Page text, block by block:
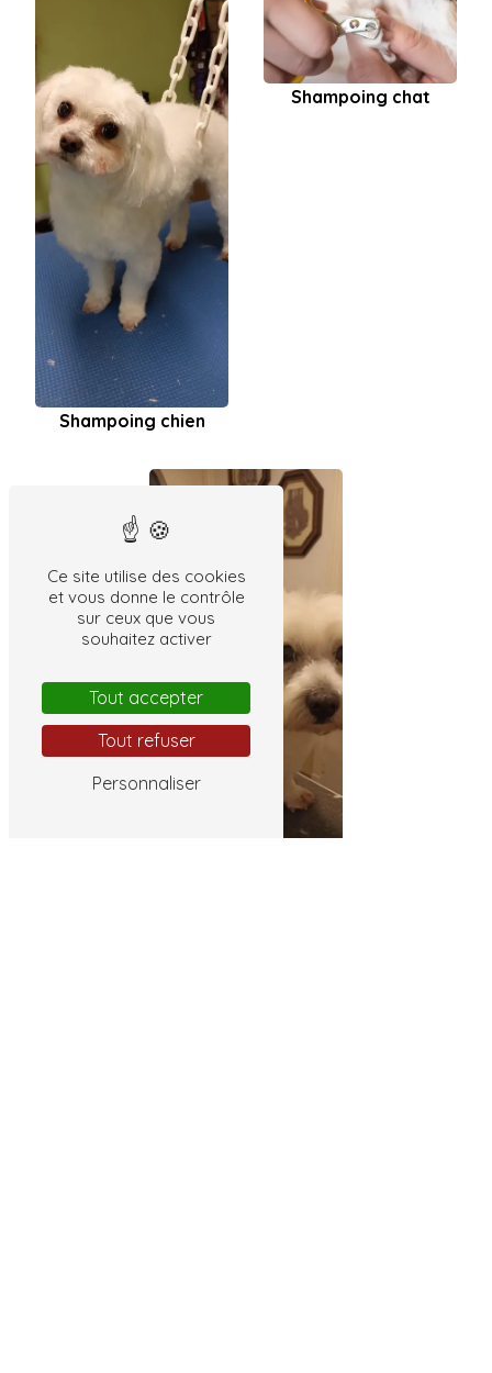
Shampoing chien
Shampoing chat
Ce site utilise des cookies
et vous donne le contrôle
sur ceux que vous
souhaitez activer
Tout accepter
Tout refuser
Personnaliser